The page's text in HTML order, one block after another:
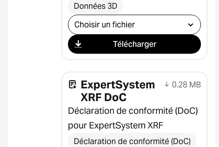
Données 3D
Sélectionner le téléchargement
Télécharger
ExpertSystem
XRF DoC
0.28 MB
Déclaration de conformité (DoC)
pour ExpertSystem XRF
Déclaration de conformité (DoC)